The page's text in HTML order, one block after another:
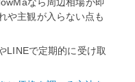
や主観が入らない点も
LINEで定期的に受け取